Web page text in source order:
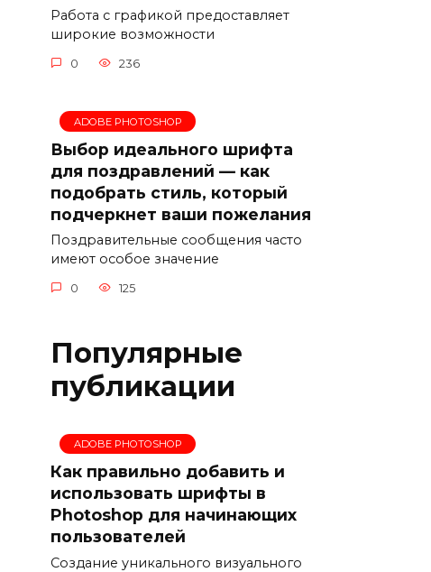
Работа с графикой предоставляет
широкие возможности
0 236
ADOBE PHOTOSHOP
Выбор идеального шрифта
для поздравлений — как
подобрать стиль, который
подчеркнет ваши пожелания
Поздравительные сообщения часто
имеют особое значение
0 125
Популярные
публикации
ADOBE PHOTOSHOP
Как правильно добавить и
использовать шрифты в
Photoshop для начинающих
пользователей
Создание уникального визуального